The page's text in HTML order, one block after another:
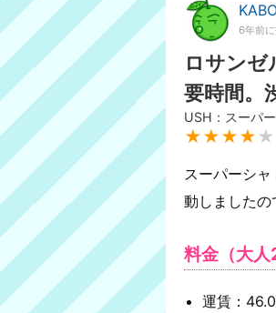
6年前
ロサン
要時間。
USH：スーパ
★★★★ ★
スーパーシ
動しましたの
料金（大人
運賃：